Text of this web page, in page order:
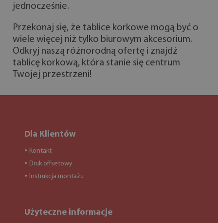
jednocześnie.
Przekonaj się, że tablice korkowe mogą być o
wiele więcej niż tylko biurowym akcesorium.
Odkryj naszą różnorodną ofertę i znajdź
tablicę korkową, która stanie się centrum
Twojej przestrzeni!
Dla Klientów
● Kontakt
● Druk offsetowy
● Instrukcja montażu
Użyteczne informacje